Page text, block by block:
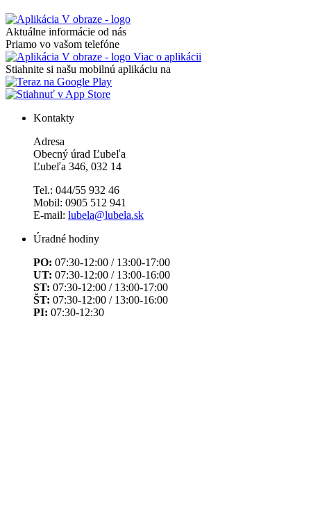
Aktuálne informácie od nás
Priamo vo vašom telefóne
Viac o aplikácii
Stiahnite si našu mobilnú aplikáciu na
Kontakty
Adresa
Obecný úrad Ľubeľa
Ľubeľa 346, 032 14
Tel.: 044/55 932 46
Mobil: 0905 512 941
E-mail: lubela@lubela.sk
Úradné hodiny
PO: 07:30-12:00 / 13:00-17:00
UT: 07:30-12:00 / 13:00-16:00
ST: 07:30-12:00 / 13:00-17:00
ŠT: 07:30-12:00 / 13:00-16:00
PI: 07:30-12:30